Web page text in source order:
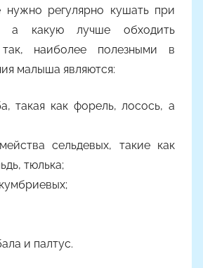
регулярно кушать при
а какую лучше обходить
наиболее полезными в
малыша являются:
такая как форель, лосось, а
сельдевых, такие как
тюлька;
и палтус.